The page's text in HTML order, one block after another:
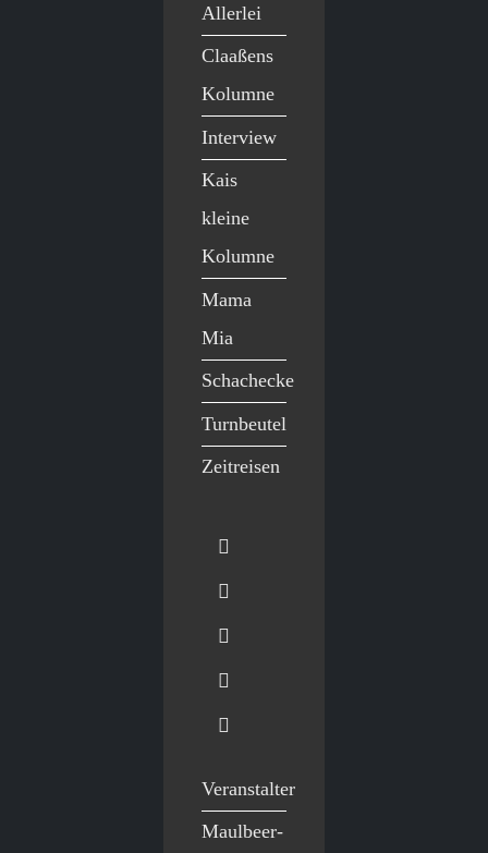
Allerlei
Claaßens
Kolumne
Interview
Kais
kleine
Kolumne
Mama
Mia
Schachecke
Turnbeutel
Zeitreisen
Veranstalter
Maulbeer-